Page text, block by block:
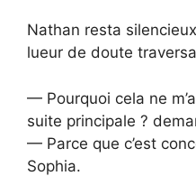
Nathan resta
lueur de doute
— Pourquoi cela ne
suite principale ?
— Parce que c’est
Sophia.